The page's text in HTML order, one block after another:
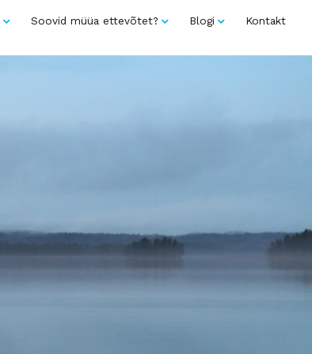
Soovid müüa ettevõtet? Blogi Kontakt